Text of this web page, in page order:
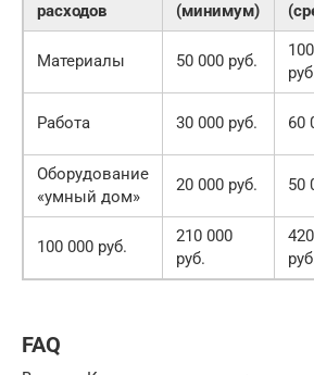
расходов
(минимум)
Материалы 50 000 руб.
Работа 30 000 руб. 60
Оборудование
«умный дом»
20 000 руб. 50
100 000 руб.
210 000
руб.
FAQ